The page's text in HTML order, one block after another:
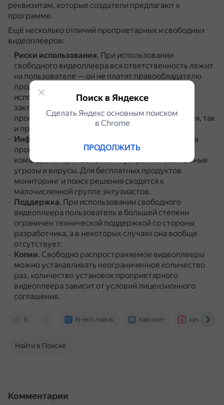
реквизитам, которые создатели предлагают к
программе.
Ещё несколько отличий проприетарных и свободных
видеоплееров:
Риски использования. При использовании
свободного видеоплеера вся ответственность лежит
на пользователе — он не платит правообладателю
продукта и не получает гарантий взамен.
использовании проприетарного видеоплеера
заключается двустороннее соглашение, где
прописаны права и обязанности как пользователя, так
и правообладателя.
Информационная безопасность
У разработчика
проприетарного видеоплеера есть специальная
команда, которая выявляет и устраняет возможные
угрозы и вирусы. Для бесплатных продуктов
мониторинг и поиск решения сводятся к
малочисленной группе энтузиастов.
Поддержка. При использовании свободного
видеоплеера пользователь в большей степени
ограничен технической поддержкой со стороны
разработчика, а в некоторых случаях она вообще
отсутствует.
Копии. Свободно распространяемое видеоплееры
можно устанавливать неограниченное количество
раз, количество установок проприетарного
видеоплеера зависит от условий лицензионного
соглашения.
0 hi-tech.mail.ru habr.com synergy.ru
Найти в Поиске
Комментарии
Поиск в Яндексе
Сделать Яндекс основным поиском
в Сhrome
ПРОДОЛЖИТЬ